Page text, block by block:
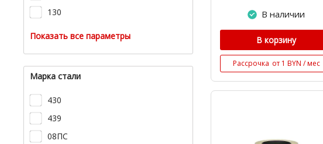
130
Показать все параметры
Марка стали
430
439
08ПС
В наличии
В корзину
Рассрочка от 1 BYN / мес